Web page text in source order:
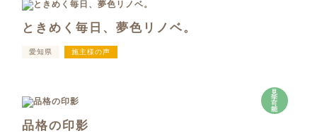
ときめく毎日、夢色リノベ。
愛知県 施主様の声
見
学
可
能
品格の印影